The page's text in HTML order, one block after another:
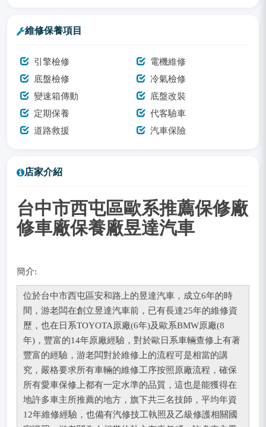
維修保養項目
引擎檢修
電機維修
底盤檢修
冷氣檢修
變速箱傳動
底盤改裝
定期保養
代客驗車
道路救援
汽車保險
店家介紹
台中市西屯區歐系推薦保修廠
修車廠保養廠昱達汽車
簡介:
位於台中市西屯區安和路上的昱達汽車，成立6年的時
間，游老闆在創立昱達汽車前，已有長達25年的維修資
歷，也在日系TOYOTA原廠(6年)及歐系BMW原廠(8
年)，豐富的14年原廠經驗，對於歐日系車輛查修上有著
豐富的經驗，游老闆對於維修上的流程可是相當的講
究，嚴格要求所有車輛的維修工序按照原廠流程，確保
所有愛車保修上都有一定水準的品質，這也是能獲得在
地許多車主所推薦的地方，旗下共三名技師，平均年資
12年維修經驗，也備有汽修技工執照及乙級修護相關國